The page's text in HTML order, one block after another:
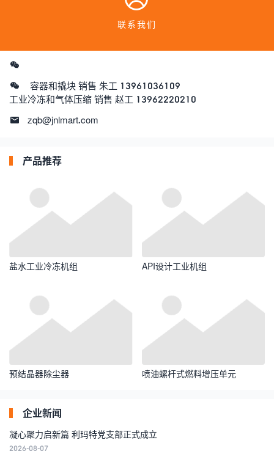
联系我们
容器和撬块 销售 朱工 13961036109
工业冷冻和气体压缩 销售 赵工 13962220210
zqb@jnlmart.com
产品推荐
盐水工业冷冻机组 API设计工业机组
预结晶器除尘器 喷油螺杆式燃料增压单元
企业新闻
凝心聚力启新篇 利玛特党支部正式成立
2026-08-07